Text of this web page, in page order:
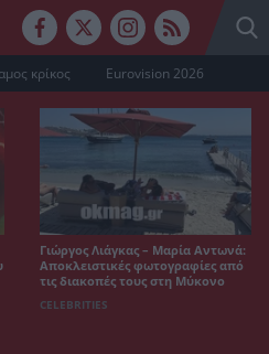
κρίκος Eurovision 2026
Γιώργος Λιάγκας – Μαρία Αντωνά:
Αποκλειστικές φωτογραφίες από
τις διακοπές τους στη Μύκονο
CELEBRITIES